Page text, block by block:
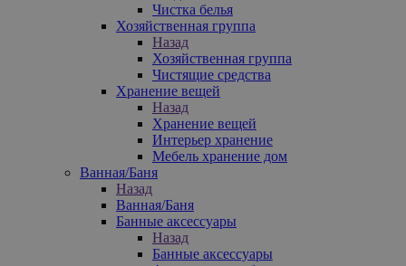
Чистка белья
Хозяйственная группа
Назад
Хозяйственная группа
Чистящие средства
Хранение вещей
Назад
Хранение вещей
Интерьер хранение
Мебель хранение дом
Ванная/Баня
Назад
Ванная/Баня
Банные аксессуары
Назад
Банные аксессуары